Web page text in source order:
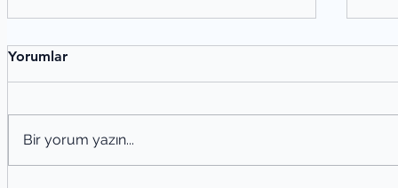
Yorumlar
Bir yorum yazın...